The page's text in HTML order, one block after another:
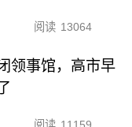
阅读 13064
领事馆，高市早
阅读 11159